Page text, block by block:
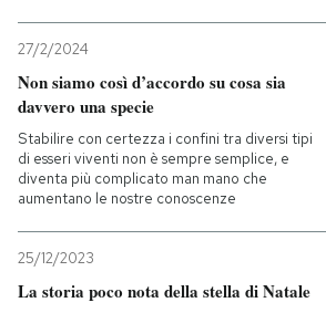
27/2/2024
Non siamo così d’accordo su cosa sia
davvero una specie
Stabilire con certezza i confini tra diversi tipi
di esseri viventi non è sempre semplice, e
diventa più complicato man mano che
aumentano le nostre conoscenze
25/12/2023
La storia poco nota della stella di Natale